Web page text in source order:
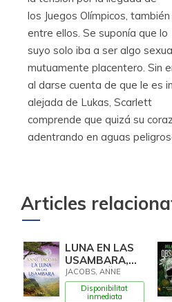
los Juegos Olímpicos,
entre ellos. Se suponía que lo
suyo solo iba a ser algo
mutuamente placentero. Sin
al darse cuenta de que le es
alejada de Lukas, Scarlett
comprende que quizá su
adentrando en aguas
Articles
LUNA EN LAS
USAMBARA,
LA (SUEÑOS
DE AFRICA 2)
JACOBS, ANNE
Disponibilitat
inmediata